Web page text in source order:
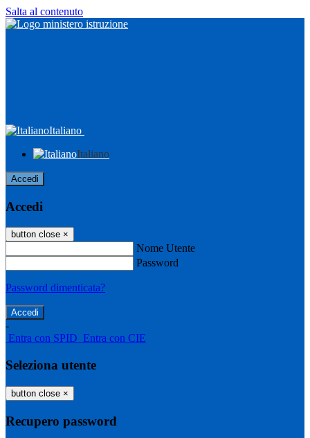
Salta al contenuto
Italiano
Italiano
Accedi
Accedi
button close ×
Nome Utente
Password
Password dimenticata?
-
Entra con SPID Entra con CIE
Seleziona utente
button close ×
Recupero password